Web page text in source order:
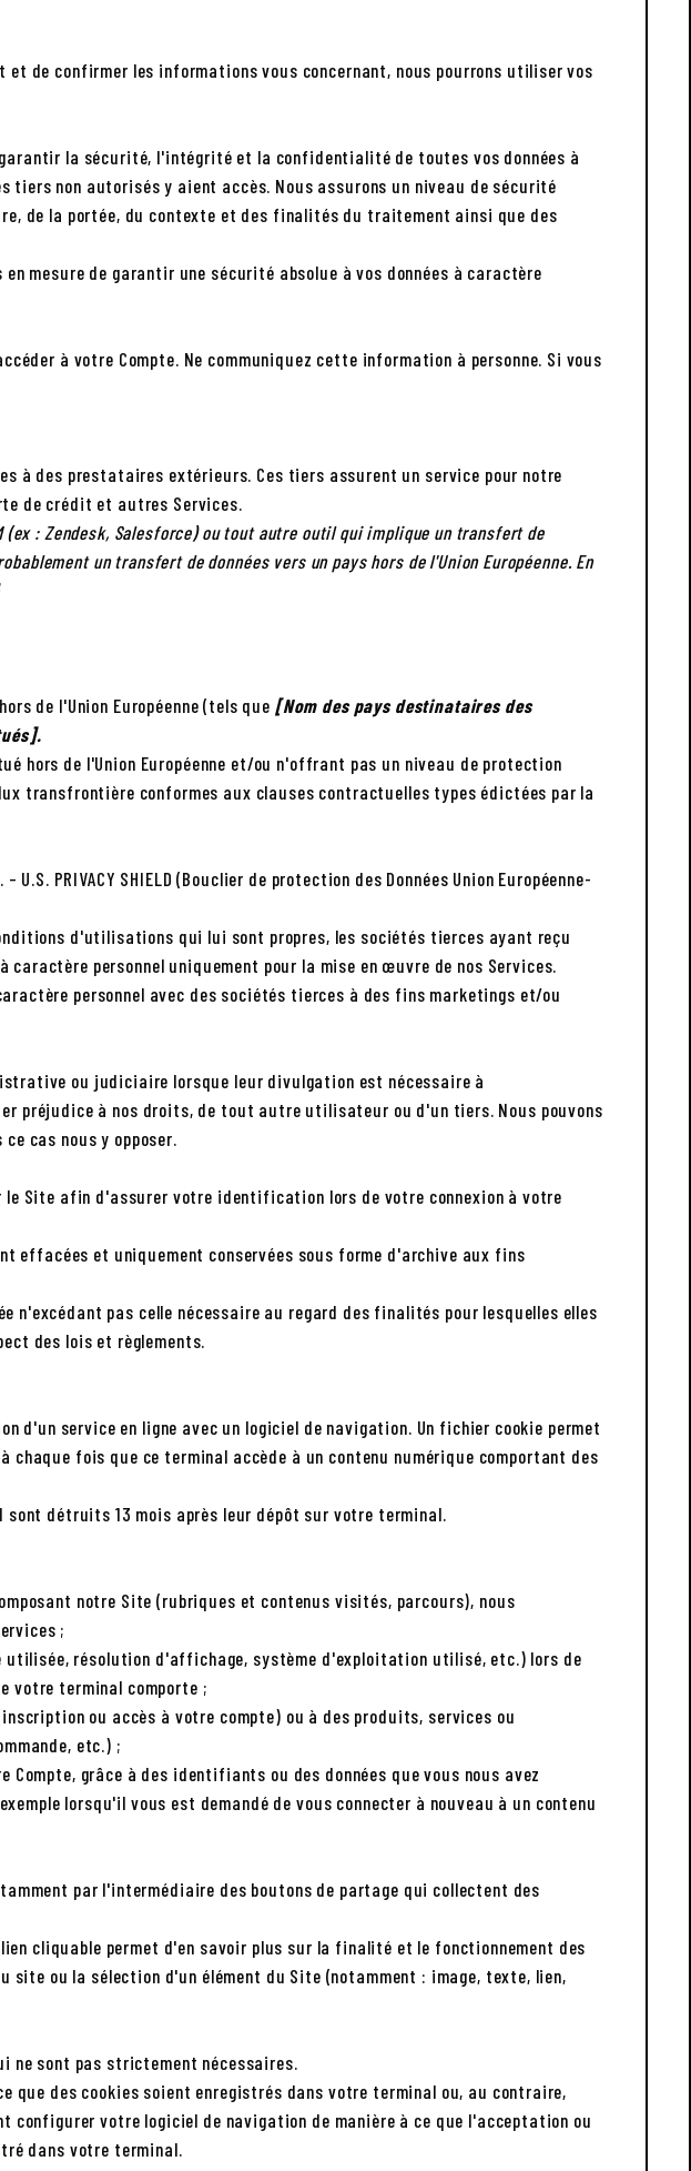
de confirmer les informations vous concernant, nous pourrons utiliser vos
la sécurité, l'intégrité et la confidentialité de toutes vos données à
tiers non autorisés y aient accès. Nous assurons un niveau de sécurité
de la portée, du contexte et des finalités du traitement ainsi que des
mesure de garantir une sécurité absolue à vos données à caractère
à votre Compte. Ne communiquez cette information à personne. Si vous
à des prestataires extérieurs. Ces tiers assurent un service pour notre
de crédit et autres Services.
: Zendesk, Salesforce) ou tout autre outil qui implique un transfert de
un transfert de données vers un pays hors de l'Union Européenne. En
de l'Union Européenne (tels que [Nom des pays destinataires des
hors de l'Union Européenne et/ou n'offrant pas un niveau de protection
transfrontière conformes aux clauses contractuelles types édictées par la
PRIVACY SHIELD (Bouclier de protection des Données Union Européenne-
d'utilisations qui lui sont propres, les sociétés tierces ayant reçu
personnel uniquement pour la mise en œuvre de nos Services.
personnel avec des sociétés tierces à des fins marketings et/ou
ou judiciaire lorsque leur divulgation est nécessaire à
à nos droits, de tout autre utilisateur ou d'un tiers. Nous pouvons
cas nous y opposer.
le Site afin d'assurer votre identification lors de votre connexion à votre
effacées et uniquement conservées sous forme d'archive aux fins
n'excédant pas celle nécessaire au regard des finalités pour lesquelles elles
des lois et règlements.
service en ligne avec un logiciel de navigation. Un fichier cookie permet
fois que ce terminal accède à un contenu numérique comportant des
détruits 13 mois après leur dépôt sur votre terminal.
notre Site (rubriques et contenus visités, parcours), nous
;
résolution d'affichage, système d'exploitation utilisé, etc.) lors de
votre terminal comporte ;
ou accès à votre compte) ou à des produits, services ou
etc.) ;
grâce à des identifiants ou des données que vous nous avez
lorsqu'il vous est demandé de vous connecter à nouveau à un contenu
par l'intermédiaire des boutons de partage qui collectent des
cliquable permet d'en savoir plus sur la finalité et le fonctionnement des
site ou la sélection d'un élément du Site (notamment : image, texte, lien,
ne sont pas strictement nécessaires.
que des cookies soient enregistrés dans votre terminal ou, au contraire,
votre logiciel de navigation de manière à ce que l'acceptation ou
dans votre terminal.